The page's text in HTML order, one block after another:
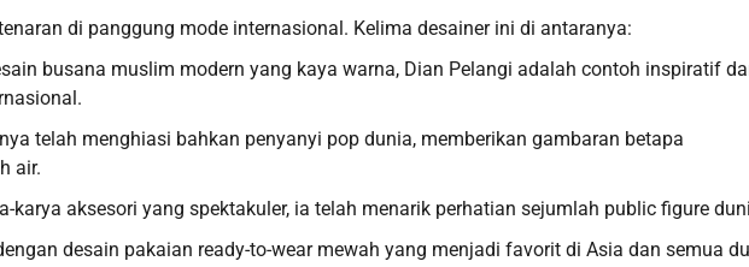
di panggung mode internasional. Kelima desainer ini di antaranya:
busana muslim modern yang kaya warna, Dian Pelangi adalah contoh inspiratif
telah menghiasi bahkan penyanyi pop dunia, memberikan gambaran betapa
air.
karya aksesori yang spektakuler, ia telah menarik perhatian sejumlah public figure
desain pakaian ready-to-wear mewah yang menjadi favorit di Asia dan semua